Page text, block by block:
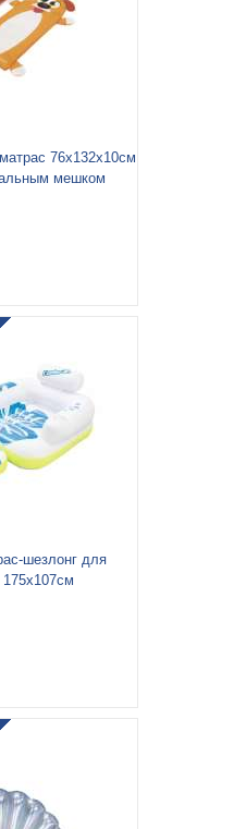
76х132х10см
мешком
шезлонг для